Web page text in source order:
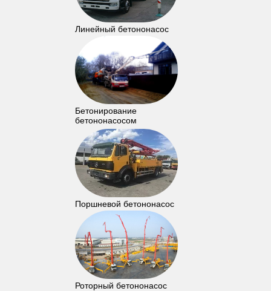
Линейный бетононасос
Бетонирование
бетононасосом
Поршневой бетононасос
Роторный бетононасос